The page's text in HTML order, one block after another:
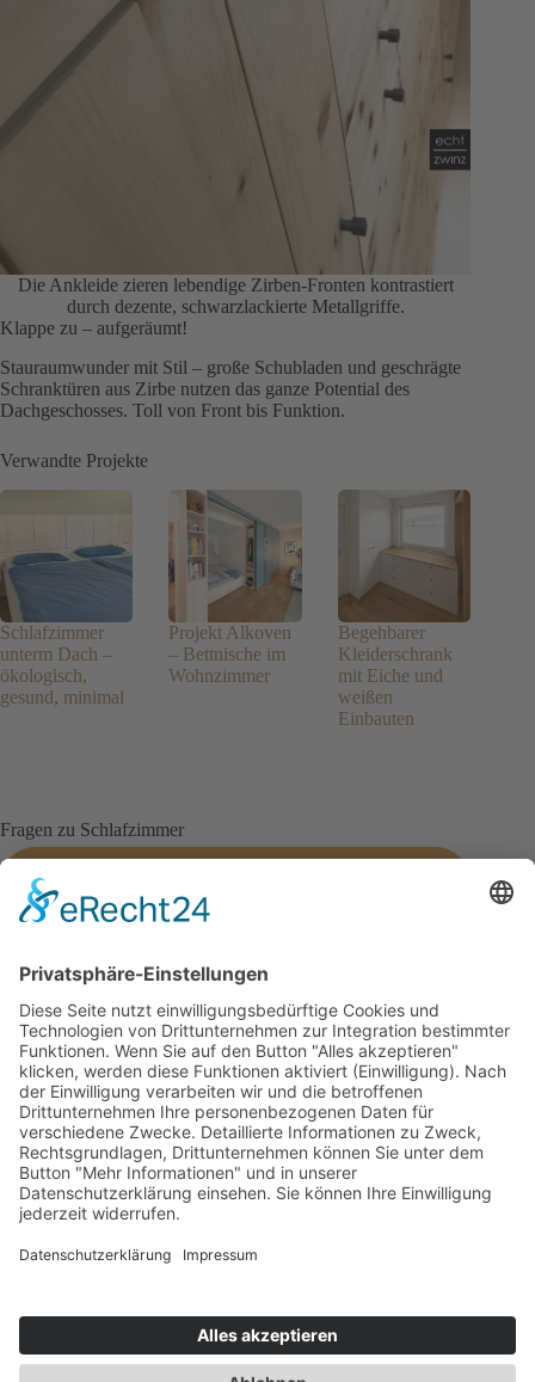
Die Ankleide zieren lebendige Zirben-Fronten kontrastiert
durch dezente, schwarzlackierte Metallgriffe.
Klappe zu – aufgeräumt!
Stauraumwunder mit Stil – große Schubladen und geschrägte
Schranktüren aus Zirbe nutzen das ganze Potential des
Dachgeschosses. Toll von Front bis Funktion.
Verwandte Projekte
Schlafzimmer
unterm Dach –
ökologisch,
gesund, minimal
Projekt Alkoven
– Bettnische im
Wohnzimmer
Begehbarer
Kleiderschrank
mit Eiche und
weißen
Einbauten
Fragen zu Schlafzimmer
Ist unbehandeltes Holz im
Schlafzimmer sinnvoll?
Wie bleibt ein Schlafzimmer
ordentlich?
Wie nutzt man eine Dachschräge fürs
Schlafzimmer optimal?
Starten wir Ihr Projekt
Jetzt Anfrage schicken.